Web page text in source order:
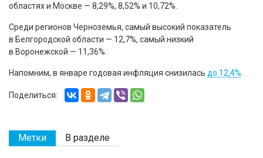
областях и Москве — 8,29%, 8,52% и 10,72%.
Среди регионов Черноземья, самый высокий показатель
в Белгородской области — 12,7%, самый низкий
в Воронежской — 11,36%.
Напомним, в январе годовая инфляция снизилась до 12,4%.
Поделиться:
Метки В разделе